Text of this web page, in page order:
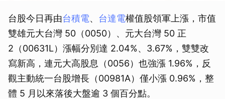
台股今日再由台積電、 台達電權值股領軍上漲，市值
雙雄元大台灣 50（0050）、元大台灣 50 正
2（00631L）漲幅分別達 2.04%、3.67%，雙雙改
寫新高，連元大高股息（0056）也強漲 1.96%，反
觀主動統一台股增長（00981A）僅小漲 0.96%，整
體 5 月以來落後大盤逾 3 個百分點。